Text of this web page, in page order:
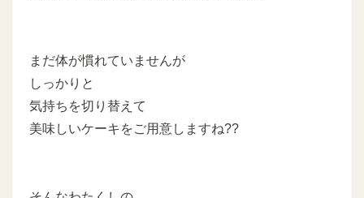
まだ体が慣れていませんが
しっかりと
気持ちを切り替えて
美味しいケーキをご用意しますね??